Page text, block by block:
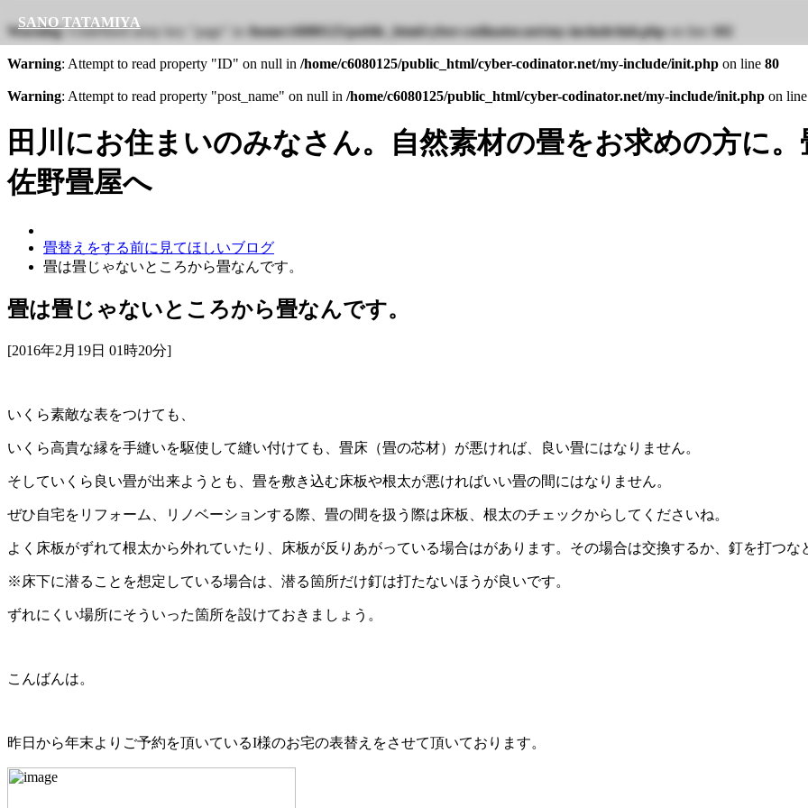
Warning: Undefined array key "page" in /home/c6080125/public_html/cyber-codinator.net/my-include/init.phpon line 102
Warning: Attempt to read property "ID" on null in /home/c6080125/public_html/cyber-codinator.net/my-include/init.php on line 80
Warning: Attempt to read property "post_name" on null in /home/c6080125/public_html/cyber-codinator.net/my-include/init.php on line
田川にお住まいのみなさん。自然素材の畳をお求めの方に
佐野畳屋へ
畳替えをする前に見てほしいブログ
畳は畳じゃないところから畳なんです。
畳は畳じゃないところから畳なんです。
[2016年2月19日 01時20分]
いくら素敵な表をつけても、
いくら高貴な縁を手縫いを駆使して縫い付けても、畳床（畳の芯材）が悪ければ、良い畳にはなりません。
そしていくら良い畳が出来ようとも、畳を敷き込む床板や根太が悪ければいい畳の間にはなりません。
ぜひ自宅をリフォーム、リノベーションする際、畳の間を扱う際は床板、根太のチェックからしてくださいね。
よく床板がずれて根太から外れていたり、床板が反りあがっている場合はがあります。その場合は交換するか、釘を打つな
※床下に潜ることを想定している場合は、潜る箇所だけ釘は打たないほうが良いです。
ずれにくい場所にそういった箇所を設けておきましょう。
こんばんは。
昨日から年末よりご予約を頂いているI様のお宅の表替えをさせて頂いております。
SANO TATAMIYA